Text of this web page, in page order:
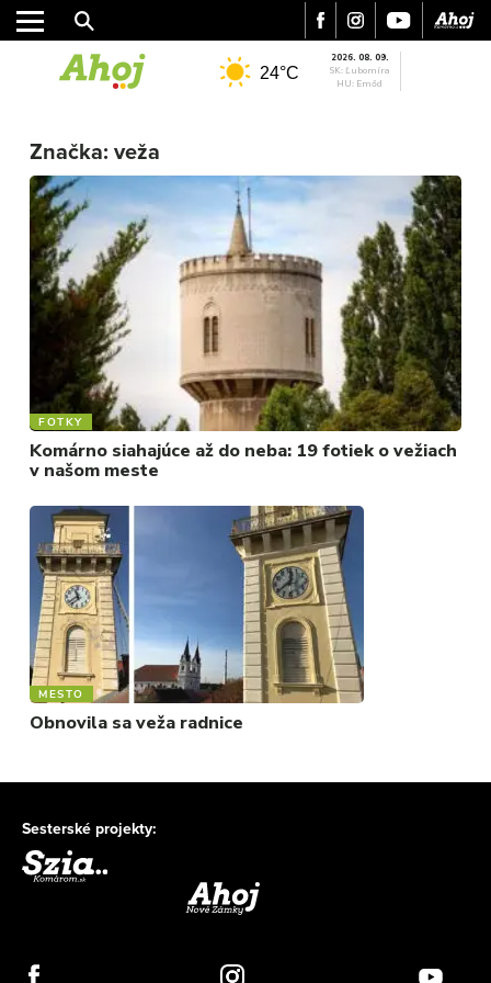
ŠPORT
KULTÚRA
FOTKY
VIDEO
24°C
2026. 08. 09.
SK: Ľubomíra
HU: Emőd
Značka: veža
FOTKY
Komárno siahajúce až do neba: 19 fotiek o vežiach
v našom meste
MESTO
Obnovila sa veža radnice
Sesterské projekty: